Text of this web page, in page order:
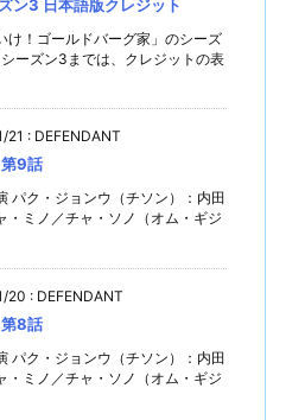
ン3 日本語版クレジット
け！ゴールドバーグ家」のシーズ
ーズン3までは、クレジットの表
21 : DEFENDANT
9話
パク・ジョンウ（チソン）：内田
・ミノ／チャ・ソノ（オム・ギジ
20 : DEFENDANT
8話
パク・ジョンウ（チソン）：内田
・ミノ／チャ・ソノ（オム・ギジ